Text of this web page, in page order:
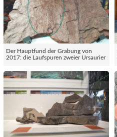
Der Hauptfund der Grabung von
2017: die Laufspuren zweier Ursaurier